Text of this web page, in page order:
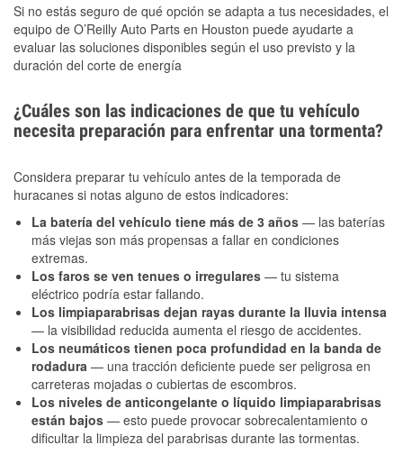
Si no estás seguro de qué opción se adapta a tus necesidades, el
equipo de O’Reilly Auto Parts en Houston puede ayudarte a
evaluar las soluciones disponibles según el uso previsto y la
duración del corte de energía
¿Cuáles son las indicaciones de que tu vehículo
necesita preparación para enfrentar una tormenta?
Considera preparar tu vehículo antes de la temporada de
huracanes si notas alguno de estos indicadores:
La batería del vehículo tiene más de 3 años — las baterías
más viejas son más propensas a fallar en condiciones
extremas.
Los faros se ven tenues o irregulares — tu sistema
eléctrico podría estar fallando.
Los limpiaparabrisas dejan rayas durante la lluvia intensa
— la visibilidad reducida aumenta el riesgo de accidentes.
Los neumáticos tienen poca profundidad en la banda de
rodadura — una tracción deficiente puede ser peligrosa en
carreteras mojadas o cubiertas de escombros.
Los niveles de anticongelante o líquido limpiaparabrisas
están bajos — esto puede provocar sobrecalentamiento o
dificultar la limpieza del parabrisas durante las tormentas.